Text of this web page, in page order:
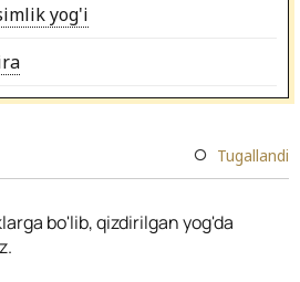
yog'i
Tugallandi
bo'lib, qizdirilgan yog'da